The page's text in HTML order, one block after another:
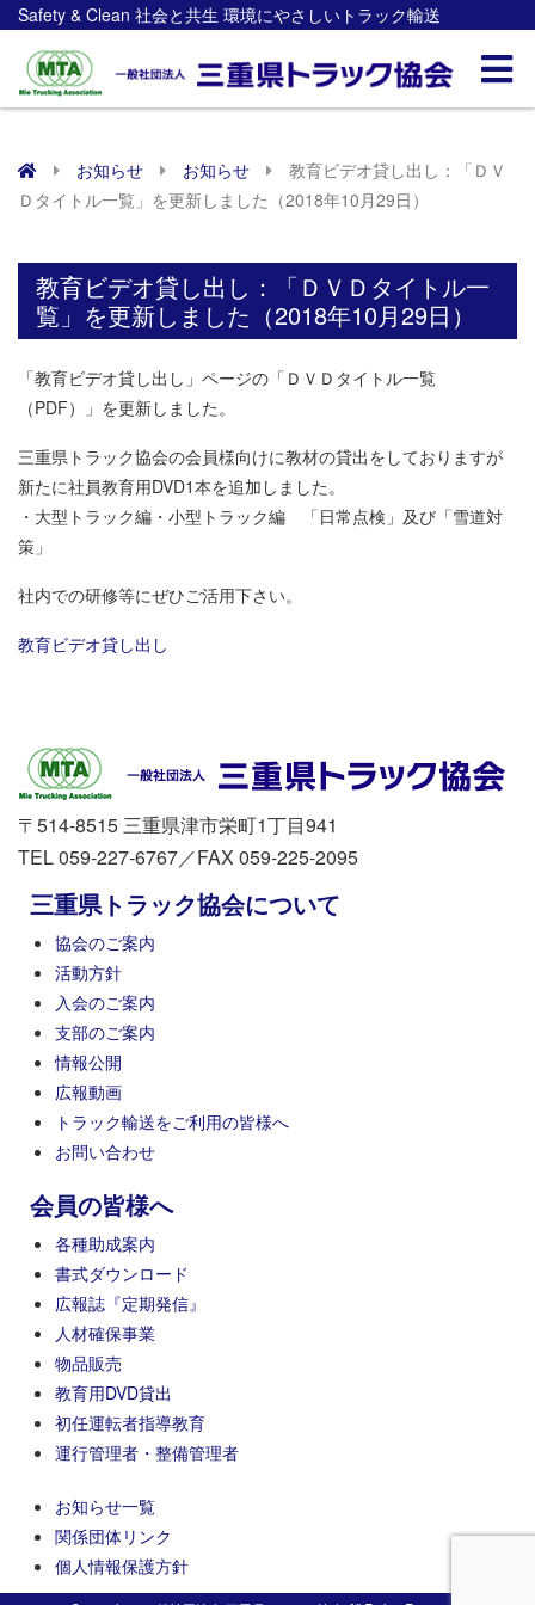
Safety & Clean 社会と共生 環境にやさしいトラック輸送
お知らせ お知らせ
教育ビデオ貸し出し：「ＤＶ
Ｄタイトル一覧」を更新しました（2018年10月29日）
教育ビデオ貸し出し：「ＤＶＤタイトル一
覧」を更新しました（2018年10月29日）
「教育ビデオ貸し出し」ページの「ＤＶＤタイトル一覧
（PDF）」を更新しました。
三重県トラック協会の会員様向けに教材の貸出をしておりますが
新たに社員教育用DVD1本を追加しました。
・大型トラック編・小型トラック編 「日常点検」及び「雪道対
策」
社内での研修等にぜひご活用下さい。
教育ビデオ貸し出し
〒514-8515 三重県津市栄町1丁目941
TEL 059-227-6767／FAX 059-225-2095
三重県トラック協会について
協会のご案内
活動方針
入会のご案内
支部のご案内
情報公開
広報動画
トラック輸送をご利用の皆様へ
お問い合わせ
会員の皆様へ
各種助成案内
書式ダウンロード
広報誌『定期発信』
人材確保事業
物品販売
教育用DVD貸出
初任運転者指導教育
運行管理者・整備管理者
お知らせ一覧
関係団体リンク
個人情報保護方針